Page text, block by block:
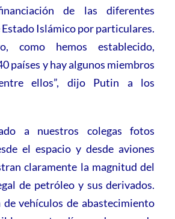
de las diferentes
Estado Islámico por particulares.
como hemos establecido,
países y hay algunos miembros
ellos”, dijo Putin a los
a nuestros colegas fotos
el espacio y desde aviones
claramente la magnitud del
de petróleo y sus derivados.
de vehículos de abastecimiento